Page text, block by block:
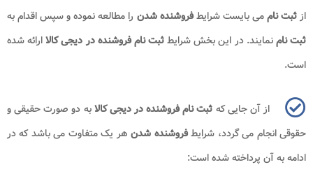
ازثبت ناممی بایست شرایطفروشنده شدن را مطالعه نموده و سپس اقدام به
ثبت نامنمایند. در این بخش شرایطثبت نام فروشنده در دیجی کالاارائه شده
است.
از آن جایی که ثبت نام فروشنده در دیجی کالابه دو صورت حقیقی و
حقوقی انجام می گردد، شرایطفروشنده شدنهر یک متفاوت می باشد که در
ادامه به آن پرداخته شده است: